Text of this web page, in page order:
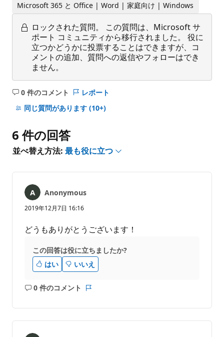
Microsoft 365 と Office | Word | 家庭向け | Windows
ロックされた質問。
この質問は、Microsoft サ
ポート コミュニティから移行されました。 役に
立つかどうかに投票することはできますが、コ
メントの追加、質問への返信やフォローはでき
ません。
0 件のコメント
コ
メ
は
あ
ま
ん
レポート
同じ質問があります (10+)
6 件の回答
並べ替え方法: 最も役に立つ
Anonymous
2019年12月7日 16:16
どうもありがとうございます！
この回答は役に立ちましたか?
はい
いいえ
0 件のコメント
コ
ト
ト